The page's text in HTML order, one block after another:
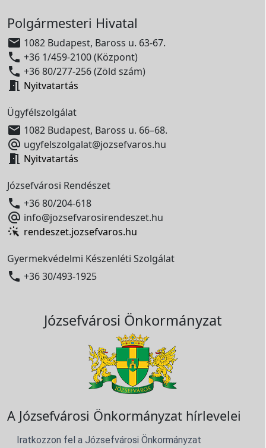
Polgármesteri Hivatal
 1082 Budapest, Baross u. 63-67.
 +36 1/459-2100 (Központ)
 +36 80/277-256 (Zöld szám)
 Nyitvatartás
Ügyfélszolgálat
 1082 Budapest, Baross u. 66–68.
 ugyfelszolgalat@jozsefvaros.hu
 Nyitvatartás
Józsefvárosi Rendészet
 +36 80/204-618
 info@jozsefvarosirendeszet.hu
rendeszet.jozsefvaros.hu
Gyermekvédelmi Készenléti Szolgálat
 +36 30/493-1925
Józsefvárosi Önkormányzat
A Józsefvárosi Önkormányzat hírlevelei
Iratkozzon fel a Józsefvárosi Önkormányzat